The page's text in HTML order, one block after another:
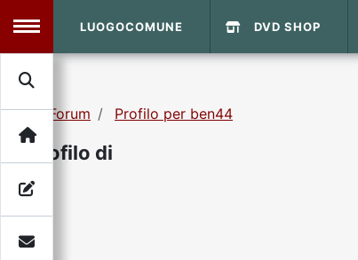
MENU
Search
LUOGOCOMUNE DVD SHOP
Forum Profilo per ben44
Profilo di